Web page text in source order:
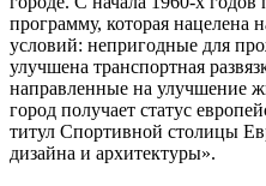
программу, которая
условий: непригодные для
улучшена транспортная
направленные на улучшение
город получает статус
титул Спортивной столицы
дизайна и архитектуры».